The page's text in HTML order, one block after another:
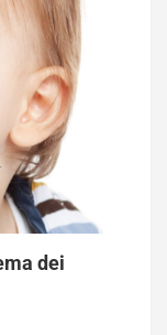
dei